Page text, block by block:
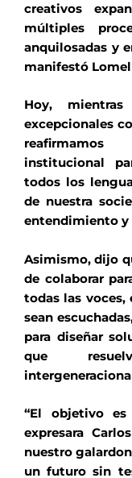
creativos
múltiples
anquilosadas y
manifestó
Hoy,
excepcionales
institucional
todos los
de nuestra
entendimiento y
Asimismo, dijo
de colaborar
todas las voces,
sean
para diseñar
que
“El objetivo
expresara
nuestro
un futuro sin